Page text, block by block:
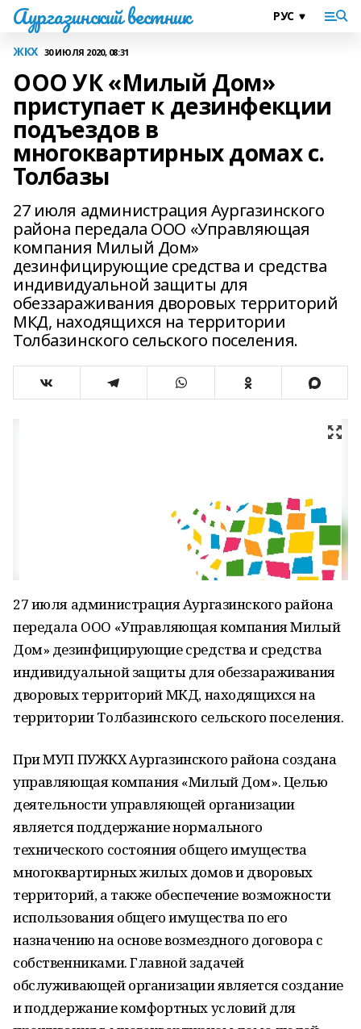
Аургазинский вестник
ЖКХ 30 ИЮЛЯ 2020, 08:31
ООО УК «Милый Дом»
приступает к дезинфекции
подъездов в
многоквартирных домах с.
Толбазы
27 июля администрация Аургазинского
района передала ООО «Управляющая
компания Милый Дом»
дезинфицирующие средства и средства
индивидуальной защиты для
обеззараживания дворовых территорий
МКД, находящихся на территории
Толбазинского сельского поселения.
27 июля администрация Аургазинского района
передала ООО «Управляющая компания Милый
Дом» дезинфицирующие средства и средства
индивидуальной защиты для обеззараживания
дворовых территорий МКД, находящихся на
территории Толбазинского сельского поселения.
При МУП ПУЖКХ Аургазинского района создана
управляющая компания «Милый Дом». Целью
деятельности управляющей организации
является поддержание нормального
технического состояния общего имущества
многоквартирных жилых домов и дворовых
территорий, а также обеспечение возможности
использования общего имущества по его
назначению на основе возмездного договора с
собственниками. Главной задачей
обслуживающей организации является создание
и поддержание комфортных условий для